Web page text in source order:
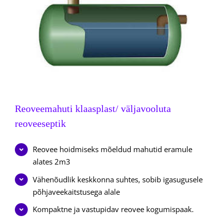
Reoveemahuti klaasplast/ väljavooluta
reoveeseptik
Reovee hoidmiseks mõeldud mahutid eramule
alates 2m3
Vähenõudlik keskkonna suhtes, sobib igasugusele
põhjaveekaitstusega alale
Kompaktne ja vastupidav reovee kogumispaak.